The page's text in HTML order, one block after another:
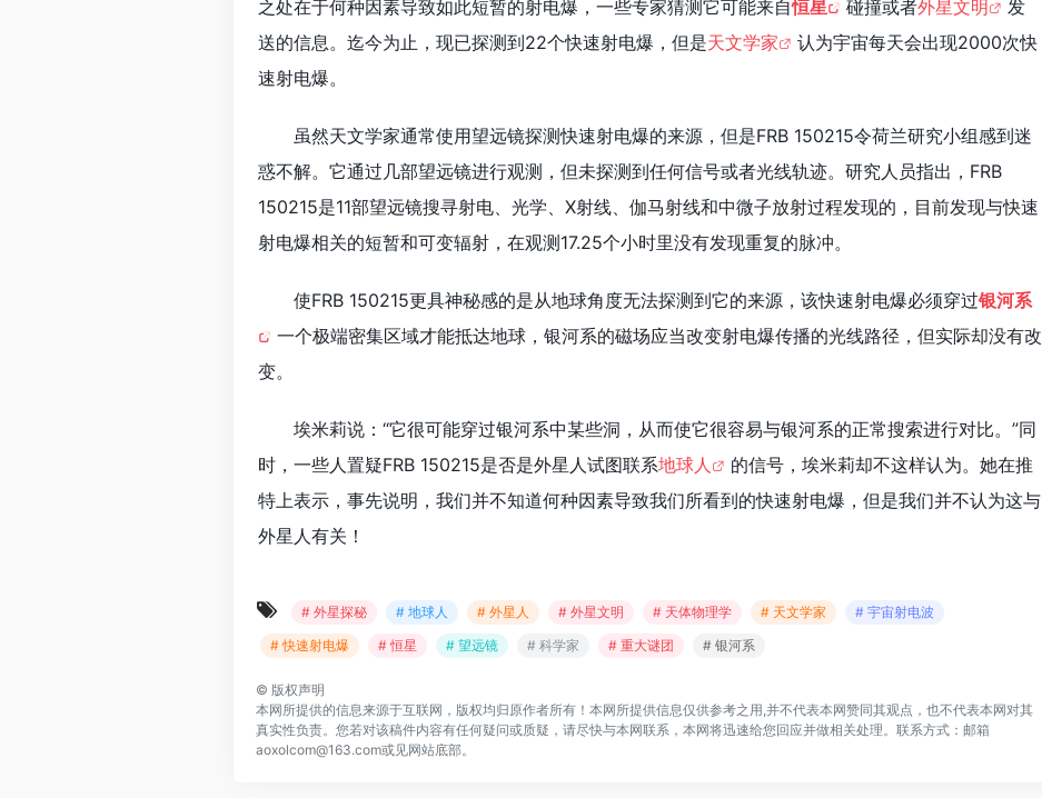
之处在于何种因素导致如此短暂的射电爆，一些专家猜测它可能来自恒星 碰撞或者外星文明
发
送的信息。迄今为止，现已探测到22个快速射电爆，但是天文学家
认为宇宙每天会出现2000次快
速射电爆。
虽然天文学家通常使用望远镜探测快速射电爆的来源，但是FRB 150215令荷兰研究小组感到迷
惑不解。它通过几部望远镜进行观测，但未探测到任何信号或者光线轨迹。研究人员指出，FRB
150215是11部望远镜搜寻射电、光学、X射线、伽马射线和中微子放射过程发现的，目前发现与快速
射电爆相关的短暂和可变辐射，在观测17.25个小时里没有发现重复的脉冲。
使FRB 150215更具神秘感的是从地球角度无法探测到它的来源，该快速射电爆必须穿过银河系
一个极端密集区域才能抵达地球，银河系的磁场应当改变射电爆传播的光线路径，但实际却没有改
变。
埃米莉说：“它很可能穿过银河系中某些洞，从而使它很容易与银河系的正常搜索进行对比。”同
时，一些人置疑FRB 150215是否是外星人试图联系地球人
的信号，埃米莉却不这样认为。她在推
特上表示，事先说明，我们并不知道何种因素导致我们所看到的快速射电爆，但是我们并不认为这与
外星人有关！
# 外星探秘 # 地球人 # 外星人 # 外星文明 # 天体物理学 # 天文学家
# 宇宙射电波
# 快速射电爆
# 恒星 # 望远镜 # 科学家 # 重大谜团 # 银河系
© 版权声明
本网所提供的信息来源于互联网，版权均归原作者所有！本网所提供信息仅供参考之用,并不代表本网赞同其观点，也不代表本网对其
真实性负责。您若对该稿件内容有任何疑问或质疑，请尽快与本网联系，本网将迅速给您回应并做相关处理。联系方式：邮箱
aoxolcom@163.com或见网站底部。